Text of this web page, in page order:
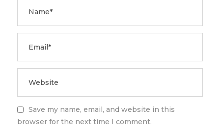
Save my name, email, and website in this
browser for the next time I comment.